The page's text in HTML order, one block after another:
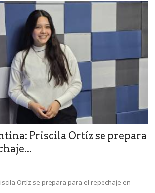
Priscila Ortíz se prepara
Ortíz se prepara para el repechaje en